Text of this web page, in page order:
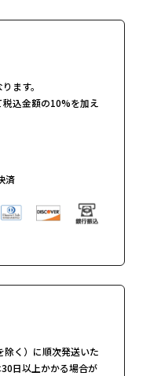
ます。
込金額の10%を加え
済
く）に順次発送いた
日以上かかる場合が